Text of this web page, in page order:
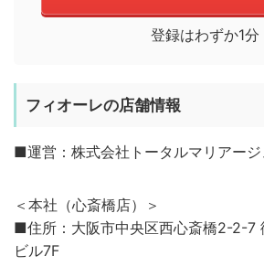
登録はわずか1分
フィオーレの店舗情報
■運営：株式会社トータルマリアージ
＜本社（心斎橋店）＞
■住所：大阪市中央区西心斎橋2-2-7
ビル7F